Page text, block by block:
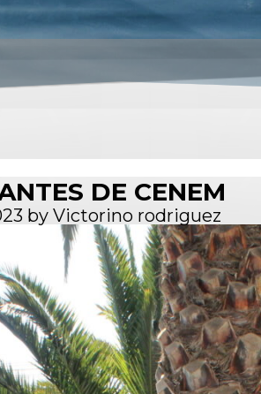
DE CENEM
by Victorino rodriguez